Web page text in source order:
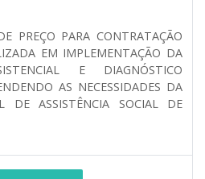
PREÇO PARA CONTRATAÇÃO
EM IMPLEMENTAÇÃO DA
E DIAGNÓSTICO
AS NECESSIDADES DA
DE ASSISTÊNCIA SOCIAL DE